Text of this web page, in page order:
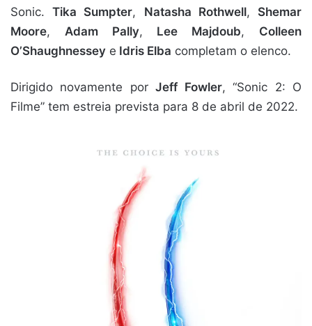
Sonic.Tika Sumpter, Natasha Rothwell, Shemar
Moore, Adam Pally, Lee Majdoub, Colleen
O’Shaughnessey e Idris Elba completam o elenco.
Dirigido novamente porJeff Fowler, “Sonic 2: O
Filme” tem estreia prevista para 8 de abril de 2022.